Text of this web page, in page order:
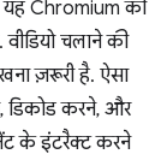
यह Chromium की
चलाने की
ज़रूरी है. ऐसा
डिकोड करने, और
के इंटरैक्ट करने